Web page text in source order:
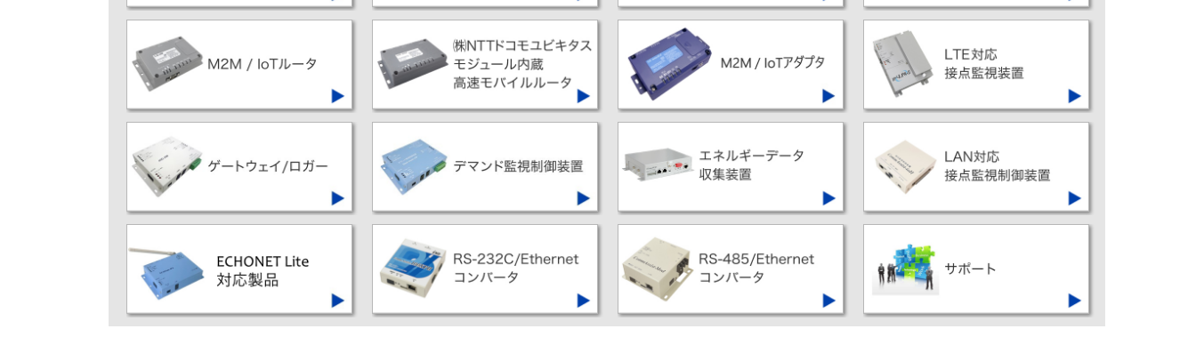
収集した様々なデータを利活用
するためのパッケージソフトです
アプリケーションソフトを月額料金
にて利活用できるクラウドサービスです
弊社製品で利用可能な
専用ASPサービスです
お客様の用途に適した
IoT/M2Mシステムを実現する
ハードウェア・ソフトウェア開発
を承ります
LTEや3G、MVNOなど携帯電話網に
対応したM2M/IoTルータです
㈱NTTドコモのユビキタスモジュールを
内蔵した高速モバイルルータです
プロトコルコンバータ機能搭載の
IoTアダプタシリーズです
LTE・FOMA網上で監視・制御を
可能にする装置です
多彩な機器インターフェースに対応し
クラウド上のIoTプラットフォームと
連携が可能なIoTゲートウェイ装置です。
取引パルスを積算して電力量を測定し、
デマンド管理・制御を行う装置です
様々なエネルギーデータを
サーバに収集する装置です
各端末機器（接点）の監視・制御
を可能にする装置です